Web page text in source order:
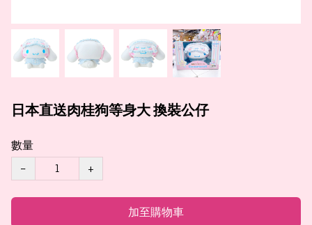
日本直送肉桂狗等身大 換裝公仔
數量
−
+
加至購物車